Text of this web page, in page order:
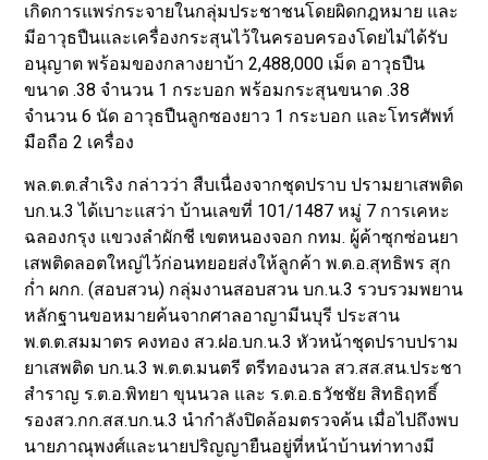
เกิดการแพร่กระจายในกลุ่มประชาชนโดยผิดกฎหมาย และ
มีอาวุธปืนและเครื่องกระสุนไว้ในครอบครองโดยไม่ได้รับ
อนุญาต พร้อมของกลางยาบ้า 2,488,000 เม็ด อาวุธปืน
ขนาด .38 จำนวน 1 กระบอก พร้อมกระสุนขนาด .38
จำนวน 6 นัด อาวุธปืนลูกซองยาว 1 กระบอก และโทรศัพท์
มือถือ 2 เครื่อง
พล.ต.ต.สำเริง กล่าวว่า สืบเนื่องจากชุดปราบ ปรามยาเสพติด
บก.น.3 ได้เบาะแสว่า บ้านเลขที่ 101/1487 หมู่ 7 การเคหะ
ฉลองกรุง แขวงลำผักชี เขตหนองจอก กทม. ผู้ค้าซุกซ่อนยา
เสพติดลอตใหญ่ไว้ก่อนทยอยส่งให้ลูกค้า พ.ต.อ.สุทธิพร สุก
ก่ำ ผกก. (สอบสวน) กลุ่มงานสอบสวน บก.น.3 รวบรวมพยาน
หลักฐานขอหมายค้นจากศาลอาญามีนบุรี ประสาน
พ.ต.ต.สมมาตร คงทอง สว.ฝอ.บก.น.3 หัวหน้าชุดปราบปราม
ยาเสพติด บก.น.3 พ.ต.ต.มนตรี ตรีทองนวล สว.สส.สน.ประชา
สำราญ ร.ต.อ.พิทยา ขุนนวล และ ร.ต.อ.ธวัชชัย สิทธิฤทธิ์
รองสว.กก.สส.บก.น.3 นำกำลังปิดล้อมตรวจค้น เมื่อไปถึงพบ
นายภาณุพงศ์และนายปริญญายืนอยู่ที่หน้าบ้านท่าทางมี